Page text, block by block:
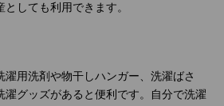
しても利用できます。
濯用洗剤や物干しハンガー、洗濯ばさ
濯グッズがあると便利です。自分で洗濯